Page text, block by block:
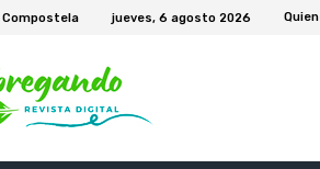
jueves, 6 agosto 2026